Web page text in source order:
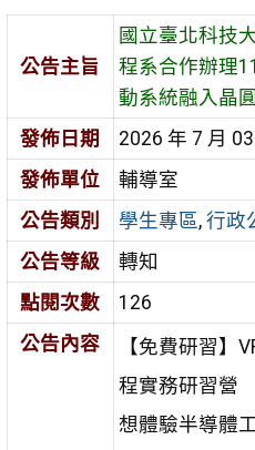
公告主旨
國立臺北科技
程系合作辦理
動系統融入晶
發佈日期
2026 年 7 月 03
發佈單位
輔導室
公告類別
學生專區, 行政
公告等級
轉知
點閱次數
126
公告內容
【免費研習】
程實務研習營
想體驗半導體